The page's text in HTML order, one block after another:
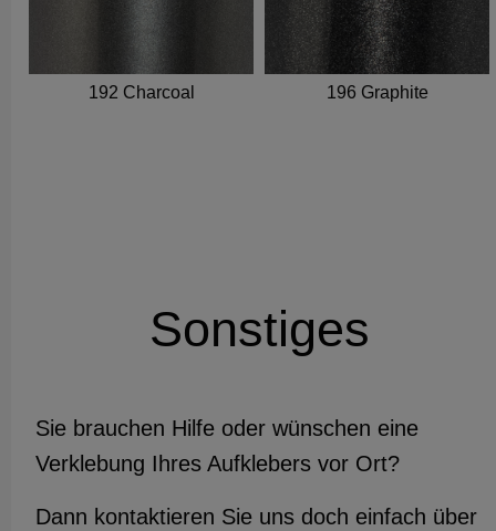
192 Charcoal 196 Graphite
Sonstiges
Sie brauchen Hilfe oder wünschen eine
Verklebung Ihres Aufklebers vor Ort?
Dann kontaktieren Sie uns doch einfach über